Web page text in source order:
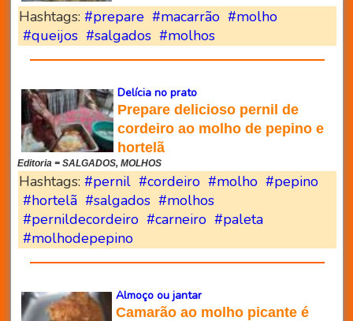
Hashtags: #prepare #macarrão #molho
#queijos #salgados #molhos
Delícia no prato
Prepare delicioso pernil de
cordeiro ao molho de pepino e
hortelã
Editoria = SALGADOS, MOLHOS
Hashtags: #pernil #cordeiro #molho #pepino
#hortelã #salgados #molhos
#pernildecordeiro #carneiro #paleta
#molhodepepino
Almoço ou jantar
Camarão ao molho picante é